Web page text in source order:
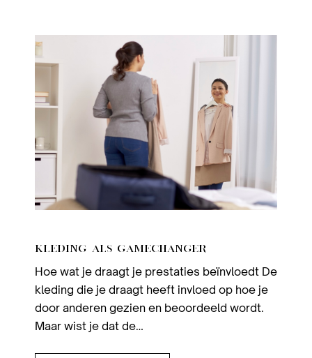
KLEDING ALS GAMECHANGER
Hoe wat je draagt je prestaties beïnvloedt De
kleding die je draagt heeft invloed op hoe je
door anderen gezien en beoordeeld wordt.
Maar wist je dat de…